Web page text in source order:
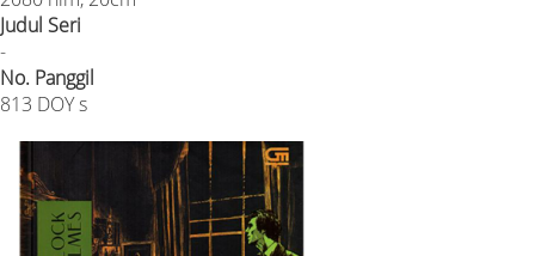
Judul Seri
-
No. Panggil
813 DOY s